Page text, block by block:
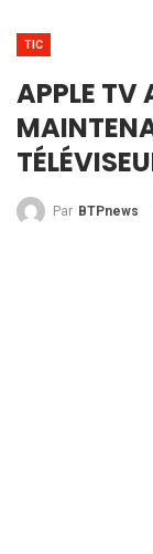
TIC
APPLE TV
Par BTPnews